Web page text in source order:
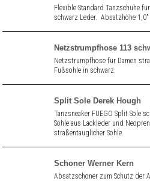
Flexible Standard Tanzschuhe
schwarz Leder. Absatzhöhe 1,0"
Netzstrumpfhose 113
Netzstrumpfhose für Damen
Fußsohle in schwarz.
Split Sole Derek Hough
Tanzsneaker FUEGO Split Sole
Sohle aus Lackleder und
straßentauglicher Sohle.
Schoner Werner Kern
Absatzschoner zum Schutz der